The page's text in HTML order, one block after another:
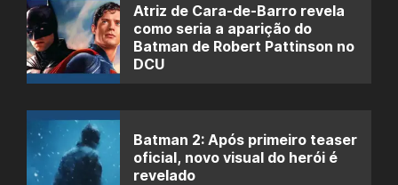
Atriz de Cara-de-Barro revela
como seria a aparição do
Batman de Robert Pattinson no
DCU
Batman 2: Após primeiro teaser
oficial, novo visual do herói é
revelado